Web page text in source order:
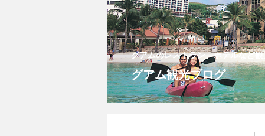
グアムのレストラン、ホテルなど
グアム観光ブログ